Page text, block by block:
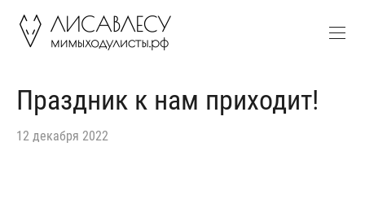
Праздник к нам приходит!
12 декабря 2022